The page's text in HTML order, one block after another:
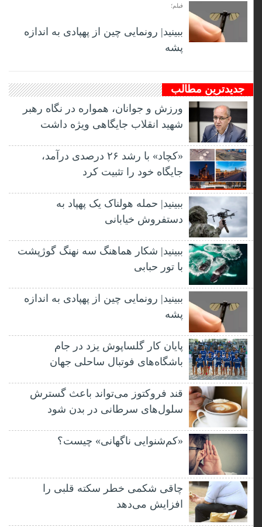
فیلم؛
ببینید| رونمایی چین از پهپادی به اندازه
پشه
جدیدترین مطالب
ورزش و جوانان، همواره در نگاه رهبر
شهید انقلاب جایگاهی ویژه داشت
«کچاد» با رشد ۲۶ درصدی درآمد،
جایگاه خود را تثبیت کرد
ببینید| حمله هولناک یک پهپاد به
دستفروش خیابانی
ببینید| شکار هماهنگ سه نهنگ گوژپشت
با تور حبابی
ببینید| رونمایی چین از پهپادی به اندازه
پشه
پایان کار گلساپوش یزد در جام
باشگاه‌های فوتبال ساحلی جهان
قند فروکتوز می‌تواند باعث گسترش
سلول‌های سرطانی در بدن شود
«کم‌شنوایی ناگهانی» چیست؟
چاقی شکمی خطر سکته قلبی را
افزایش می‌دهد